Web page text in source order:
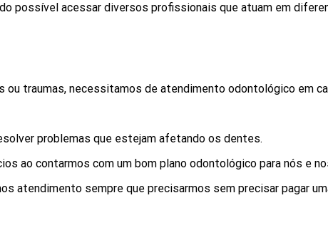
possível acessar diversos profissionais que atuam em
traumas, necessitamos de atendimento odontológico em
problemas que estejam afetando os dentes.
ao contarmos com um bom plano odontológico para nós e
atendimento sempre que precisarmos sem precisar pagar